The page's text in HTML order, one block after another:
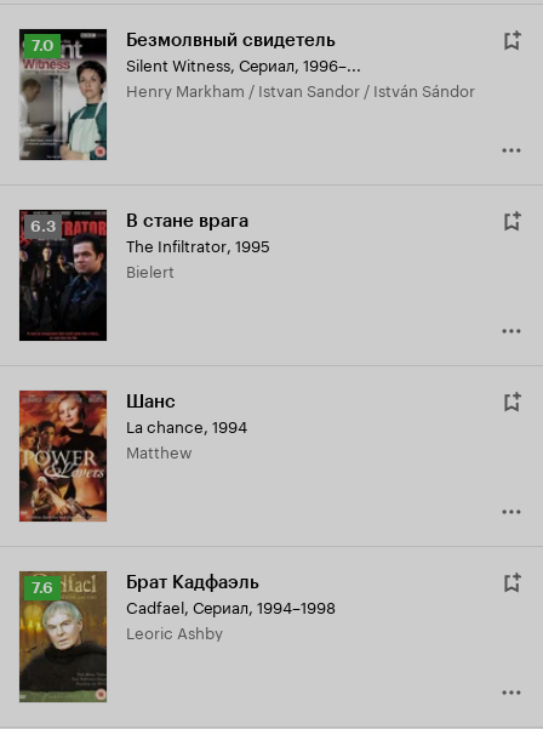
Рейтинг
Кинопоиска
7.0
7.0 Безмолвный свидетель
Silent Witness, Сериал, 1996–...
Henry Markham / Istvan Sandor / István Sándor
Рейтинг
Кинопоиска
6.3
6.3 В стане врага
The Infiltrator, 1995
Bielert
Шанс
La chance, 1994
Matthew
Рейтинг
Кинопоиска
7.6
7.6 Брат Кадфаэль
Cadfael, Сериал, 1994–1998
Leoric Ashby